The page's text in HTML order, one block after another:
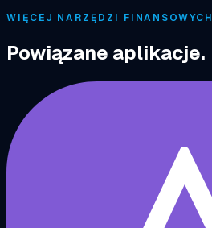
WIĘCEJ NARZĘDZI FINANSOWYCH
Powiązane aplikacje.